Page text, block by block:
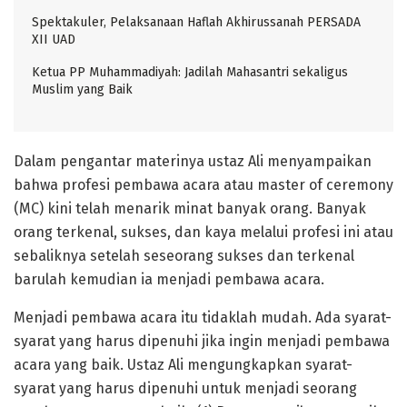
Spektakuler, Pelaksanaan Haflah Akhirussanah PERSADA
XII UAD
Ketua PP Muhammadiyah: Jadilah Mahasantri sekaligus
Muslim yang Baik
Dalam pengantar materinya ustaz Ali menyampaikan
bahwa profesi pembawa acara atau master of ceremony
(MC) kini telah menarik minat banyak orang. Banyak
orang terkenal, sukses, dan kaya melalui profesi ini atau
sebaliknya setelah seseorang sukses dan terkenal
barulah kemudian ia menjadi pembawa acara.
Menjadi pembawa acara itu tidaklah mudah. Ada syarat-
syarat yang harus dipenuhi jika ingin menjadi pembawa
acara yang baik. Ustaz Ali mengungkapkan syarat-
syarat yang harus dipenuhi untuk menjadi seorang